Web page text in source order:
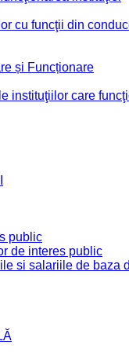
cu funcţii din
și Funcționare
instituţiilor care
public
de interes public
si salariile de baza